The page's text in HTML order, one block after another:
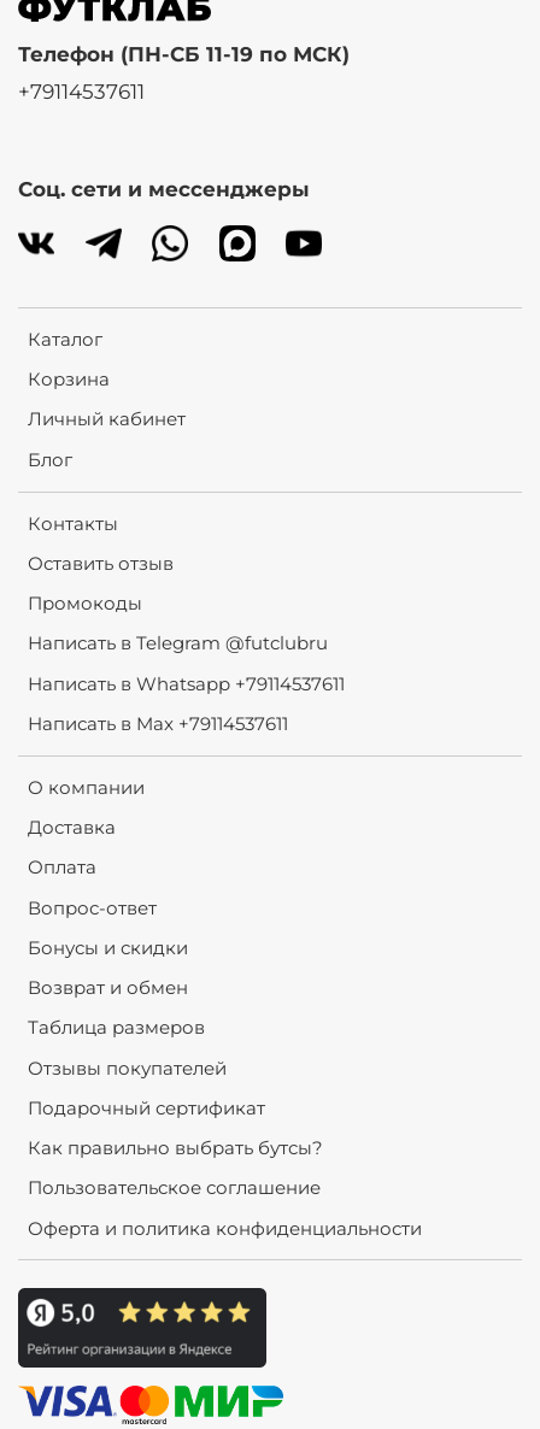
Каталог
Корзина
Личный кабинет
Блог
Контакты
Оставить отзыв
Промокоды
Написать в Telegram @futclubru
Написать в Whatsapp +79114537611
Написать в Max +79114537611
О компании
Доставка
Оплата
Вопрос-ответ
Бонусы и скидки
Возврат и обмен
Таблица размеров
Отзывы покупателей
Подарочный сертификат
Как правильно выбрать бутсы?
Пользовательское соглашение
Оферта и политика конфиденциальности
Телефон (ПН-СБ 11-19 по МСК)
+79114537611
Соц. сети и мессенджеры